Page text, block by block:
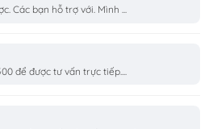
Các bạn hỗ trợ với. Mình ...
để được tư vấn trực tiếp....